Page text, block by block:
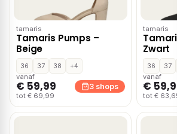
tamaris
Tamaris Pumps –
Beige
36 37 38
+4
vanaf
€ 59,99
tot € 69,99
3 shops
tamaris
Zwart
36 37
vanaf
€
tot €